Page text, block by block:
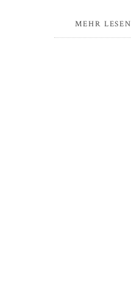
MEHR LESEN